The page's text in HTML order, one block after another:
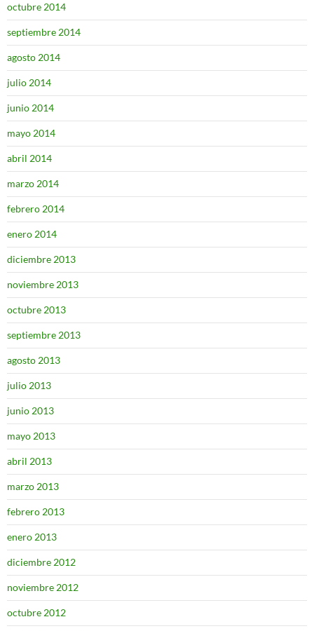
octubre 2014
septiembre 2014
agosto 2014
julio 2014
junio 2014
mayo 2014
abril 2014
marzo 2014
febrero 2014
enero 2014
diciembre 2013
noviembre 2013
octubre 2013
septiembre 2013
agosto 2013
julio 2013
junio 2013
mayo 2013
abril 2013
marzo 2013
febrero 2013
enero 2013
diciembre 2012
noviembre 2012
octubre 2012